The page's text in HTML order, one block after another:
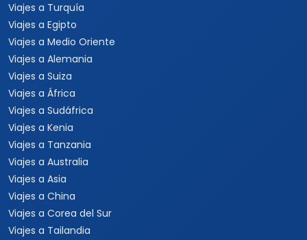
Viajes a Turquía
Viajes a Egipto
Viajes a Medio Oriente
Viajes a Alemania
Viajes a Suiza
Viajes a África
Viajes a Sudáfrica
Viajes a Kenia
Viajes a Tanzania
Viajes a Australia
Viajes a Asia
Viajes a China
Viajes a Corea del Sur
Viajes a Tailandia